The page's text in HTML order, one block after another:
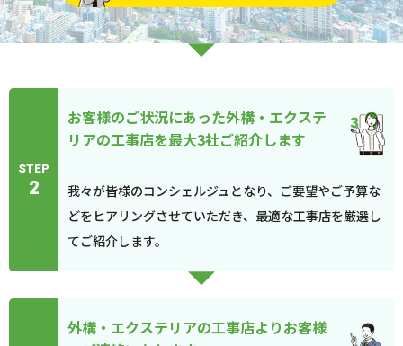
STEP
2
お客様のご状況にあった外構・エクステ
リアの工事店を最大3社ご紹介します
我々が皆様のコンシェルジュとなり、ご要望やご予算な
どをヒアリングさせていただき、最適な工事店を厳選し
てご紹介します。
外構・エクステリアの工事店よりお客様